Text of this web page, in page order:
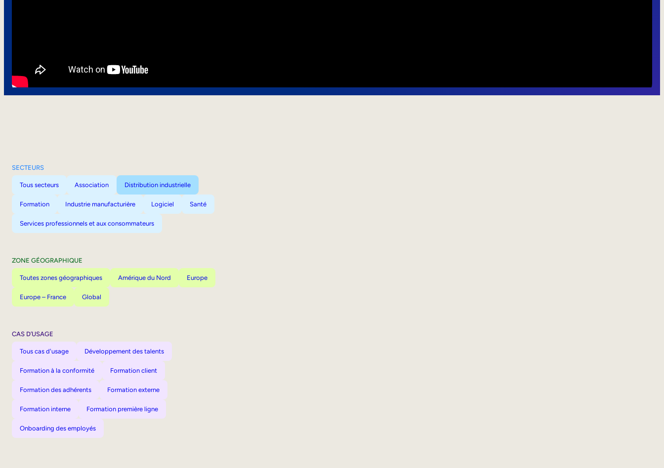
SECTEURS
Tous secteurs Association Distribution industrielle
Formation Industrie manufacturière Logiciel Santé
Services professionnels et aux consommateurs
ZONE GÉOGRAPHIQUE
Toutes zones géographiques Amérique du Nord Europe
Europe – France Global
CAS D’USAGE
Tous cas d'usage Développement des talents
Formation à la conformité Formation client
Formation des adhérents Formation externe
Formation interne Formation première ligne
Onboarding des employés